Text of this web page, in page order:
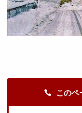
このペ